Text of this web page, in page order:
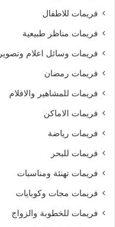
فريمات للاطفال
فريمات مناظر طبيعية
فريمات وسائل اعلام وتصوير
فريمات رمضان
فريمات للمشاهير والافلام
فريمات الاماكن
فريمات رياضة
فريمات للبحر
فريمات تهنئة ومناسبات
فريمات مجات وكوبايات
فريمات للخطوبة والزواج